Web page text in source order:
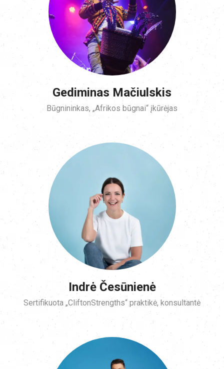
Gediminas Mačiulskis
Būgnininkas, „Afrikos būgnai“ įkūrėjas
Indrė Česūnienė
Sertifikuota „CliftonStrengths“ praktikė, konsultantė